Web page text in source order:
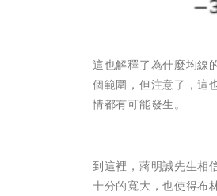
這也解釋了為什麼均線
個範圍，但注意了，這
情都有可能發生。
到這裡，蔣明誠先生相
十分的寬大，也使得布